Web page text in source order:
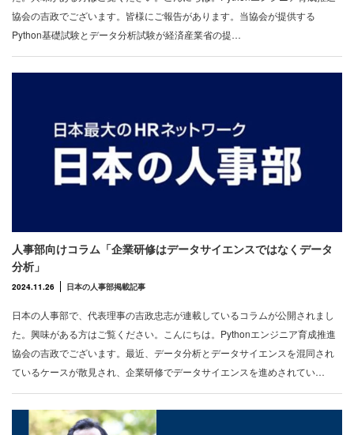
協会の吉政でございます。皆様にご報告があります。当協会が提供する
Python基礎試験とデータ分析試験が経済産業省の提…
人事部向けコラム「企業研修はデータサイエンスではなくデータ
分析」
2024.11.26 日本の人事部掲載記事
日本の人事部で、代表理事の吉政忠志が連載しているコラムが公開されまし
た。興味がある方はご覧ください。こんにちは。Pythonエンジニア育成推進
協会の吉政でございます。最近、データ分析とデータサイエンスを混同され
ているケースが散見され、企業研修でデータサイエンスを進めされてい…